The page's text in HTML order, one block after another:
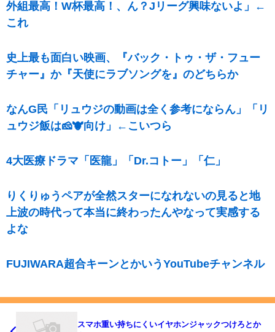
外組最高！W杯最高！、ん？Jリーグ興味ないよ」←
これ
史上最も面白い映画、『バック・トゥ・ザ・フュー
チャー』か『天使にラブソングを』のどちらか
なんG民「リュウジの動画は全く参考にならん」「リ
ュウジ飯は🧀🐮向け」←こいつら
4大医療ドラマ「医龍」「Dr.コトー」「仁」
りくりゅうペアが全然スターになれないの見ると地
上波の時代って本当に終わったんやなって実感する
よな
FUJIWARA超合キーンとかいうYouTubeチャンネル
スマホ重い持ちにくいイヤホンジャックつけろとか